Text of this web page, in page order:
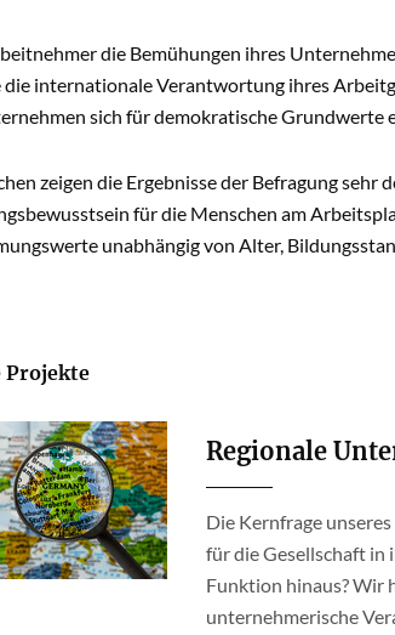
die Bemühungen ihres
internationale Verantwortung ihres
sich für demokratische
zeigen die Ergebnisse der Befragung sehr
für die Menschen am
unabhängig von Alter,
Projekte
Regionale
Die Kernfrage
für die Gesellschaft in
Funktion hinaus? Wir
unternehmerische